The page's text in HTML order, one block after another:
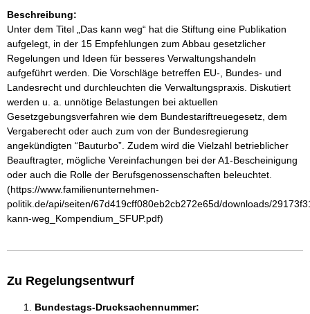
Beschreibung:
Unter dem Titel „Das kann weg“ hat die Stiftung eine Publikation
aufgelegt, in der 15 Empfehlungen zum Abbau gesetzlicher
Regelungen und Ideen für besseres Verwaltungshandeln
aufgeführt werden. Die Vorschläge betreffen EU-, Bundes- und
Landesrecht und durchleuchten die Verwaltungspraxis. Diskutiert
werden u. a. unnötige Belastungen bei aktuellen
Gesetzgebungsverfahren wie dem Bundestariftreuegesetz, dem
Vergaberecht oder auch zum von der Bundesregierung
angekündigten “Bauturbo”. Zudem wird die Vielzahl betrieblicher
Beauftragter, mögliche Vereinfachungen bei der A1-Bescheinigung
oder auch die Rolle der Berufsgenossenschaften beleuchtet.
(https://www.familienunternehmen-
politik.de/api/seiten/67d419cff080eb2cb272e65d/downloads/
kann-weg_Kompendium_SFUP.pdf)
Zu Regelungsentwurf
Bundestags-Drucksachennummer: